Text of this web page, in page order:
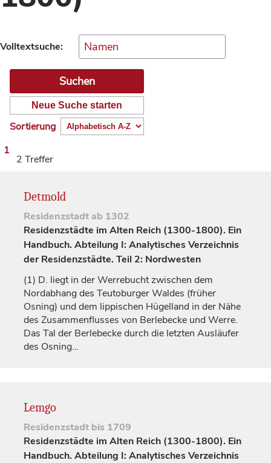
Volltextsuche:
Neue Suche starten
Sortierung
1
2 Treffer
Detmold
Residenzstadtab 1302
Residenzstädte im Alten Reich (1300-1800). Ein
Handbuch. Abteilung I: Analytisches Verzeichnis
der Residenzstädte. Teil 2: Nordwesten
(1) D. liegt in der Werrebucht zwischen dem
Nordabhang des Teutoburger Waldes (früher
Osning) und dem lippischen Hügelland in der Nähe
des Zusammenflusses von Berlebecke und Werre.
Das Tal der Berlebecke durch die letzten Ausläufer
des Osning…
Lemgo
Residenzstadt bis 1709
Residenzstädte im Alten Reich (1300-1800). Ein
Handbuch. Abteilung I: Analytisches Verzeichnis